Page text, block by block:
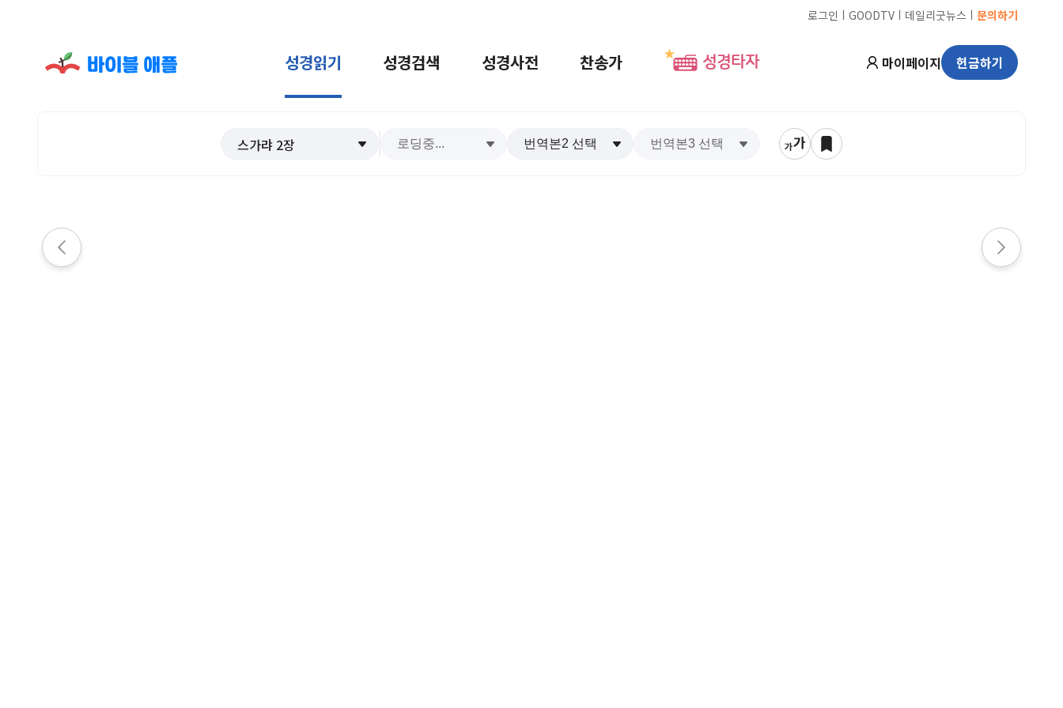
로그인 ㅣ GOODTV ㅣ 데일리굿뉴스 ㅣ 문의하기
성경읽기 성경검색 성경사전 찬송가 성경타자 마이페이지 헌금하기
스가랴 2장